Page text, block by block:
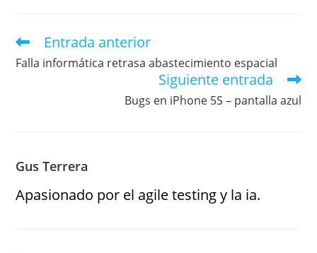
Entrada anterior
Falla informática retrasa abastecimiento espacial
Siguiente entrada
Bugs en iPhone 5S – pantalla azul
Gus Terrera
Apasionado por el agile testing y la ia.